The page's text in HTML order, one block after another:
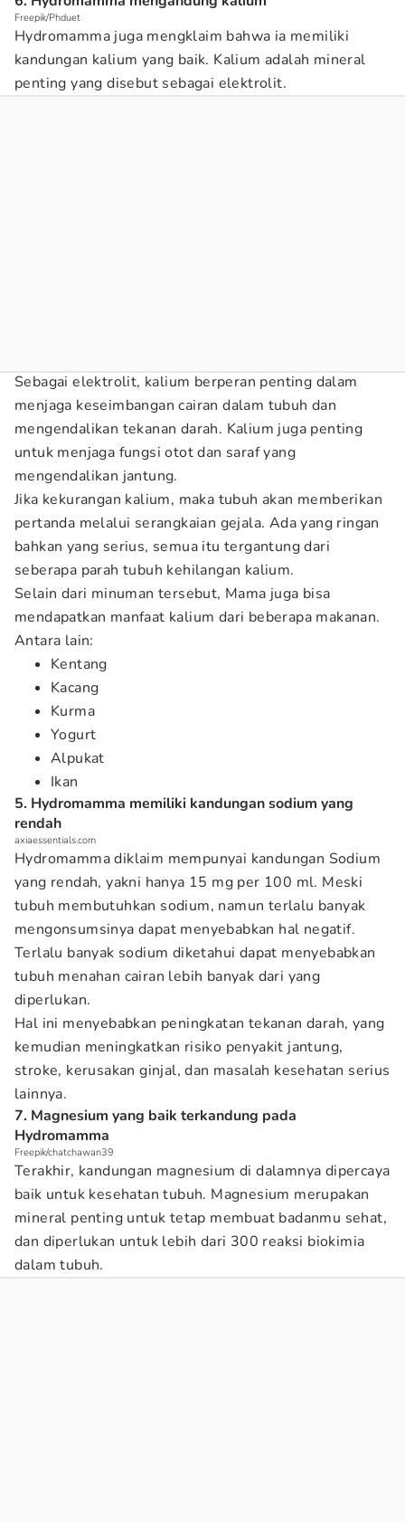
Freepik/Phduet
Hydromamma juga mengklaim bahwa ia memiliki
kandungan kalium yang baik. Kalium adalah mineral
penting yang disebut sebagai elektrolit.
Sebagai elektrolit, kalium berperan penting dalam
menjaga keseimbangan cairan dalam tubuh dan
mengendalikan tekanan darah. Kalium juga penting
untuk menjaga fungsi otot dan saraf yang
mengendalikan jantung.
Jika kekurangan kalium, maka tubuh akan memberikan
pertanda melalui serangkaian gejala. Ada yang ringan
bahkan yang serius, semua itu tergantung dari
seberapa parah tubuh kehilangan kalium.
Selain dari minuman tersebut, Mama juga bisa
mendapatkan manfaat kalium dari beberapa makanan.
Antara lain:
Kentang
Kacang
Kurma
Yogurt
Alpukat
Ikan
5. Hydromamma memiliki kandungan sodium yang
rendah
axiaessentials.com
Hydromamma diklaim mempunyai kandungan Sodium
yang rendah, yakni hanya 15 mg per 100 ml. Meski
tubuh membutuhkan sodium, namun terlalu banyak
mengonsumsinya dapat menyebabkan hal negatif.
Terlalu banyak sodium diketahui dapat menyebabkan
tubuh menahan cairan lebih banyak dari yang
diperlukan.
Hal ini menyebabkan peningkatan tekanan darah, yang
kemudian meningkatkan risiko penyakit jantung,
stroke, kerusakan ginjal, dan masalah kesehatan serius
lainnya.
7. Magnesium yang baik terkandung pada
Hydromamma
Freepik/chatchawan39
Terakhir, kandungan magnesium di dalamnya dipercaya
baik untuk kesehatan tubuh. Magnesium merupakan
mineral penting untuk tetap membuat badanmu sehat,
dan diperlukan untuk lebih dari 300 reaksi biokimia
dalam tubuh.